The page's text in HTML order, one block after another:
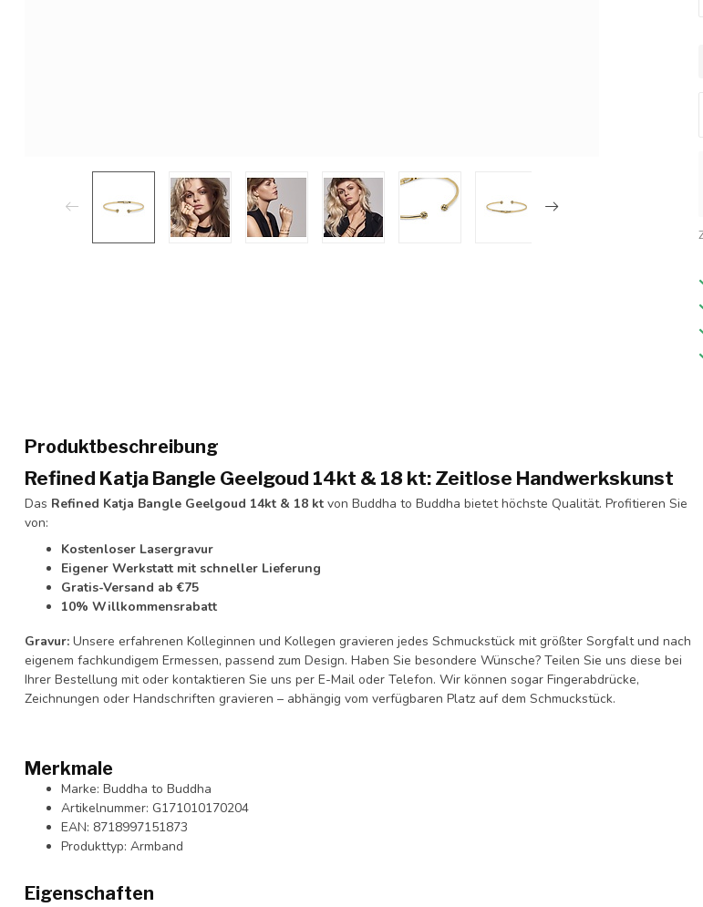
Produktbeschreibung
Refined Katja Bangle Geelgoud 14kt & 18 kt: Zeitlose Handwerkskunst
Das Refined Katja Bangle Geelgoud 14kt & 18 kt von Buddha to Buddha bietet höchste Qualität. Profitieren Sie
von:
Kostenloser Lasergravur
Eigener Werkstatt mit schneller Lieferung
Gratis-Versand ab €75
10% Willkommensrabatt
Gravur: Unsere erfahrenen Kolleginnen und Kollegen gravieren jedes Schmuckstück mit größter Sorgfalt und nach
eigenem fachkundigem Ermessen, passend zum Design. Haben Sie besondere Wünsche? Teilen Sie uns diese bei
Ihrer Bestellung mit oder kontaktieren Sie uns per E-Mail oder Telefon. Wir können sogar Fingerabdrücke,
Zeichnungen oder Handschriften gravieren – abhängig vom verfügbaren Platz auf dem Schmuckstück.
Merkmale
Marke: Buddha to Buddha
Artikelnummer: G171010170204
EAN: 8718997151873
Produkttyp: Armband
Eigenschaften